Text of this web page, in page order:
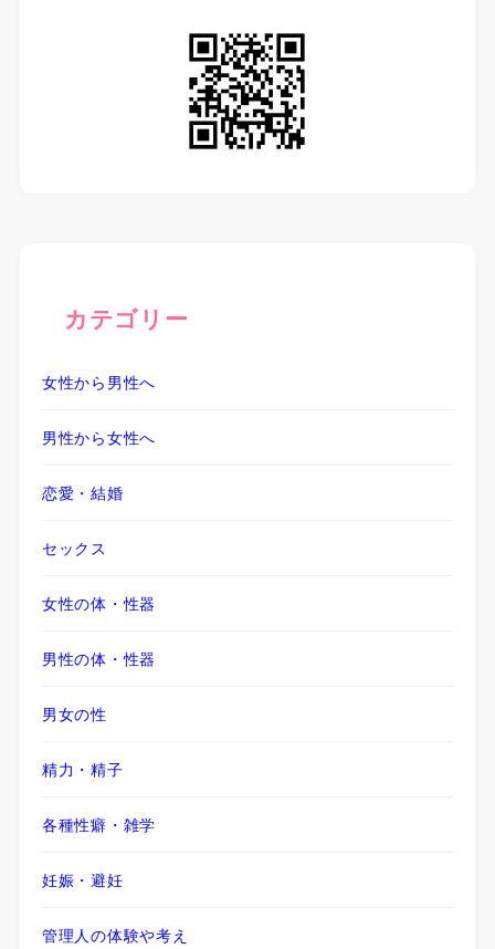
カテゴリー
女性から男性へ
男性から女性へ
恋愛・結婚
セックス
女性の体・性器
男性の体・性器
男女の性
精力・精子
各種性癖・雑学
妊娠・避妊
管理人の体験や考え